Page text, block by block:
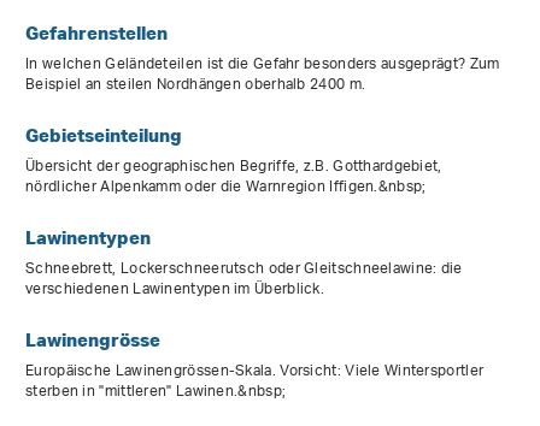
Gefahrenstellen
In welchen Geländeteilen ist die Gefahr besonders ausgeprägt? Zum
Beispiel an steilen Nordhängen oberhalb 2400 m.
Gebietseinteilung
Übersicht der geographischen Begriffe, z.B. Gotthardgebiet,
nördlicher Alpenkamm oder die Warnregion Iffigen.&nbsp;
Lawinentypen
Schneebrett, Lockerschneerutsch oder Gleitschneelawine: die
verschiedenen Lawinentypen im Überblick.
Lawinengrösse
Europäische Lawinengrössen-Skala. Vorsicht: Viele Wintersportler
sterben in "mittleren" Lawinen.&nbsp;